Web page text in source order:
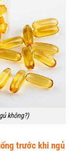
không?)
trước khi ngủ